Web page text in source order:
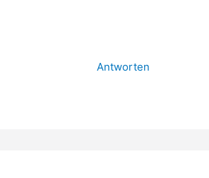
Antworten